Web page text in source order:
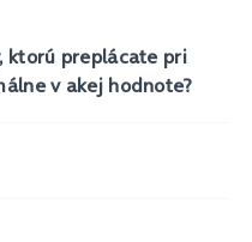
ktorú preplácate pri
v akej hodnote?